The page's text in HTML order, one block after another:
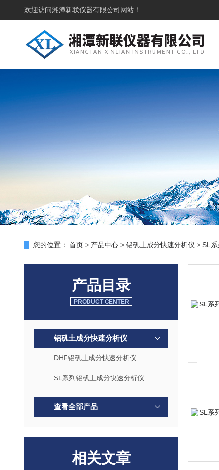
欢迎访问湘潭新联仪器有限公司网站！
您的位置： 首页 > 产品中心 > 铝矾土成分快速分析仪 > SL
产品目录
PRODUCT CENTER
铝矾土成分快速分析仪
DHF铝矾土成分快速分析仪
SL系列铝矾土成分快速分析仪
查看全部产品
相关文章